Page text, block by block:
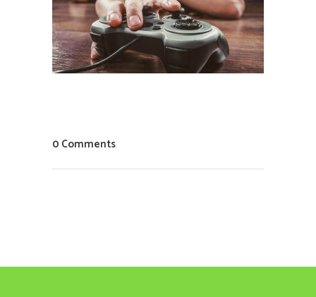
0 Comments